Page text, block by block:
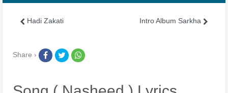
Hadi Zakati
Share ›